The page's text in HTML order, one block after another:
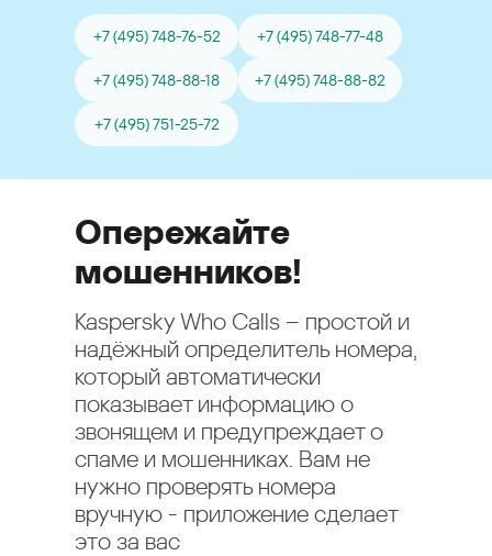
+7 (495) 748-76-52 +7 (495) 748-77-48
+7 (495) 748-88-18 +7 (495) 748-88-82
+7 (495) 751-25-72
Опережайте
мошенников!
Kaspersky Who Calls – простой и
надёжный определитель номера,
который автоматически
показывает информацию о
звонящем и предупреждает о
спаме и мошенниках. Вам не
нужно проверять номера
вручную - приложение сделает
это за вас